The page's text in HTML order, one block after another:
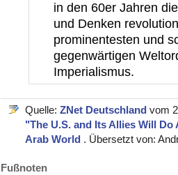
in den 60er Jahren
und Denken
prominentesten und
gegenwärtigen
Imperialismus.
Quelle: ZNet Deutschland vom
"The U.S. and Its Allies Will
Arab World . Übersetzt von:
Fußnoten